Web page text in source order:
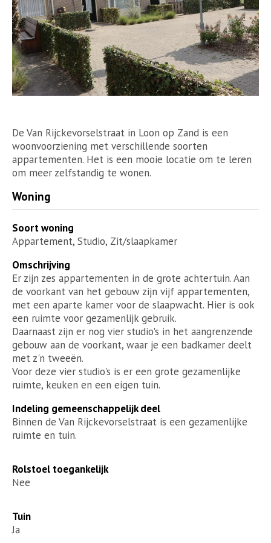
De Van Rijckevorselstraat in Loon op Zand is een
woonvoorziening met verschillende soorten
appartementen. Het is een mooie locatie om te leren
om meer zelfstandig te wonen.
Woning
Soort woning
Appartement, Studio, Zit/slaapkamer
Omschrijving
Er zijn zes appartementen in de grote achtertuin. Aan
de voorkant van het gebouw zijn vijf appartementen,
met een aparte kamer voor de slaapwacht. Hier is ook
een ruimte voor gezamenlijk gebruik.
Daarnaast zijn er nog vier studio's in het aangrenzende
gebouw aan de voorkant, waar je een badkamer deelt
met z'n tweeën.
Voor deze vier studio's is er een grote gezamenlijke
ruimte, keuken en een eigen tuin.
Indeling gemeenschappelijk deel
Binnen de Van Rijckevorselstraat is een gezamenlijke
ruimte en tuin.
Rolstoel toegankelijk
Nee
Tuin
Ja